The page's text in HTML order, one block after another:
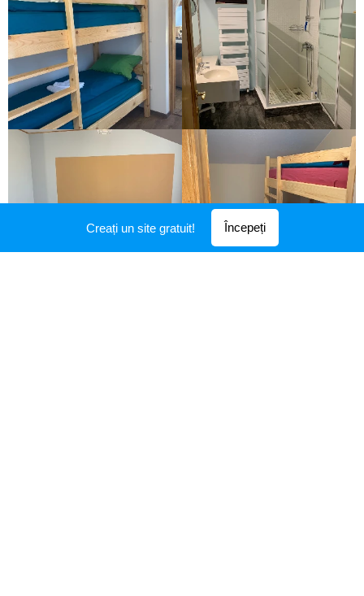
Creați un site gratuit! Începeți